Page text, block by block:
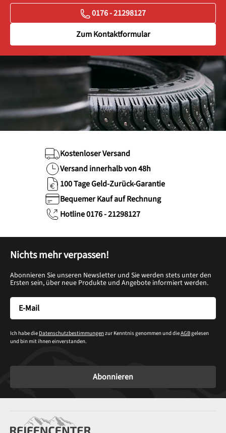
0176 - 21298127
Zum Kontaktformular
Kostenloser Versand
Versand innerhalb von 48h
100 Tage Geld-Zurück-Garantie
Bequemer Kauf auf Rechnung
Hotline 0176 - 21298127
Nichts mehr verpassen!
Abonnieren Sie unseren Newsletter und Sie werden stets unter den
Ersten sein, über neue Produkte und Angebote informiert werden.
Ich habe die Datenschutzbestimmungenzur Kenntnis genommen und dieAGBgelesen
und bin mit ihnen einverstanden.
Abonnieren